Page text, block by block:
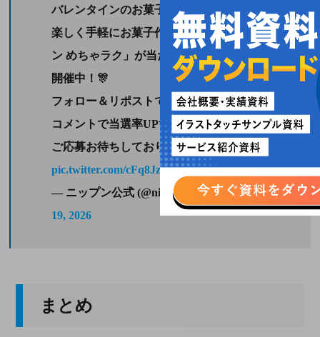
バレンタインのお菓子作りにぴったり🤎
楽しく手軽にお菓子作りができる「ニップ
ン めちゃラク」が当たるキャンペーンを
開催中！🎊
フォロー＆リポストで参加しよう！
コメントで当選率UP✨
ご応募お待ちしております💕
pic.twitter.com/cFq8Jzh8SP
— ニップン公式 (@nippn_official)
January
19, 2026
まとめ